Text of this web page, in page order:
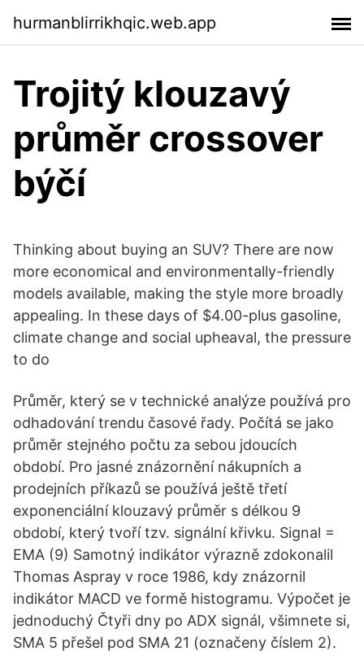
hurmanblirrikhqic.web.app
Trojitý klouzavý
průměr crossover
býčí
Thinking about buying an SUV? There are now
more economical and environmentally-friendly
models available, making the style more broadly
appealing. In these days of $4.00-plus gasoline,
climate change and social upheaval, the pressure
to do
Průměr, který se v technické analýze používá pro
odhadování trendu časové řady. Počítá se jako
průměr stejného počtu za sebou jdoucích
období. Pro jasné znázornění nákupních a
prodejních příkazů se používá ještě třetí
exponenciální klouzavý průměr s délkou 9
období, který tvoří tzv. signální křivku. Signal =
EMA (9) Samotný indikátor výrazně zdokonalil
Thomas Aspray v roce 1986, kdy znázornil
indikátor MACD ve formě histogramu. Výpočet je
jednoduchý Čtyři dny po ADX signál, všimnete si,
SMA 5 přešel pod SMA 21 (označeny číslem 2).